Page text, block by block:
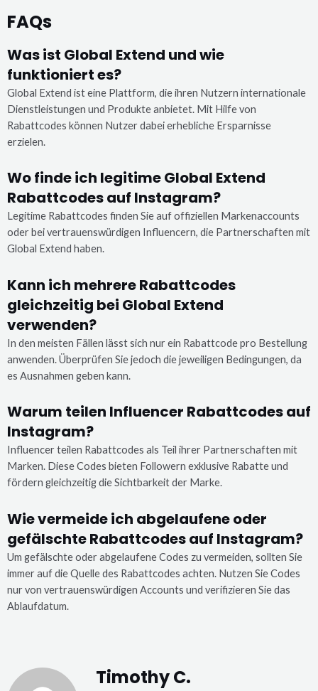
FAQs
Was ist Global Extend und wie
funktioniert es?
Global Extend ist eine Plattform, die ihren Nutzern internationale
Dienstleistungen und Produkte anbietet. Mit Hilfe von
Rabattcodes können Nutzer dabei erhebliche Ersparnisse
erzielen.
Wo finde ich legitime Global Extend
Rabattcodes auf Instagram?
Legitime Rabattcodes finden Sie auf offiziellen Markenaccounts
oder bei vertrauenswürdigen Influencern, die Partnerschaften mit
Global Extend haben.
Kann ich mehrere Rabattcodes
gleichzeitig bei Global Extend
verwenden?
In den meisten Fällen lässt sich nur ein Rabattcode pro Bestellung
anwenden. Überprüfen Sie jedoch die jeweiligen Bedingungen, da
es Ausnahmen geben kann.
Warum teilen Influencer Rabattcodes auf
Instagram?
Influencer teilen Rabattcodes als Teil ihrer Partnerschaften mit
Marken. Diese Codes bieten Followern exklusive Rabatte und
fördern gleichzeitig die Sichtbarkeit der Marke.
Wie vermeide ich abgelaufene oder
gefälschte Rabattcodes auf Instagram?
Um gefälschte oder abgelaufene Codes zu vermeiden, sollten Sie
immer auf die Quelle des Rabattcodes achten. Nutzen Sie Codes
nur von vertrauenswürdigen Accounts und verifizieren Sie das
Ablaufdatum.
Timothy C.